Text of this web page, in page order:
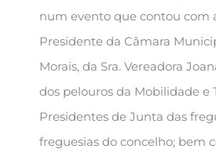
num evento que contou com
Presidente da Câmara
Morais, da Sra. Vereadora
dos pelouros da Mobilidade e
Presidentes de Junta das
freguesias do concelho; bem